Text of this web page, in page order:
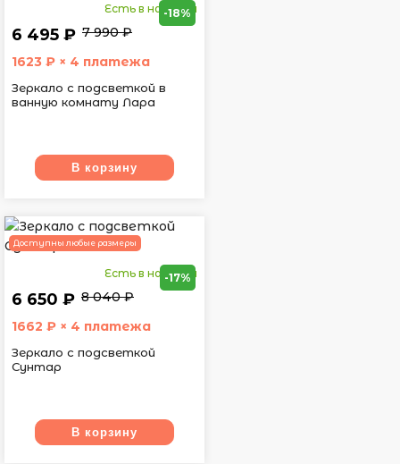
Есть в наличии
6 495 ₽ 7 990 ₽
-18%
1623 ₽ × 4 платежа
Зеркало с подсветкой в
ванную комнату Лара
В корзину
Доступны любые размеры
Есть в наличии
6 650 ₽ 8 040 ₽
-17%
1662 ₽ × 4 платежа
Зеркало с подсветкой
Сунтар
В корзину